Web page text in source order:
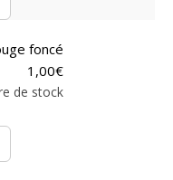
foncé
1,00€
de stock